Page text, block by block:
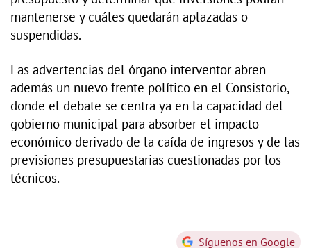
mantenerse y cuáles quedarán aplazadas o
suspendidas.
Las advertencias del órgano interventor abren
además un nuevo frente político en el Consistorio,
donde el debate se centra ya en la capacidad del
gobierno municipal para absorber el impacto
económico derivado de la caída de ingresos y de las
previsiones presupuestarias cuestionadas por los
técnicos.
Síguenos en Google